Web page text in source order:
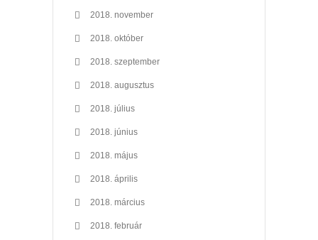
2018. november
2018. október
2018. szeptember
2018. augusztus
2018. július
2018. június
2018. május
2018. április
2018. március
2018. február